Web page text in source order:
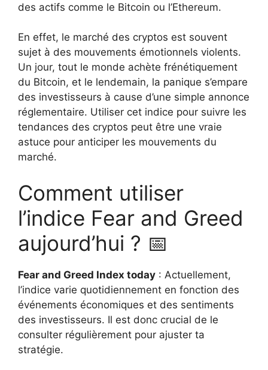
des actifs comme le Bitcoin ou l’Ethereum.
En effet, le marché des cryptos est souvent
sujet à des mouvements émotionnels violents.
Un jour, tout le monde achète frénétiquement
du Bitcoin, et le lendemain, la panique s’empare
des investisseurs à cause d’une simple annonce
réglementaire. Utiliser cet indice pour suivre les
tendances des cryptos peut être une vraie
astuce pour anticiper les mouvements du
marché.
Comment utiliser
l’indice Fear and Greed
aujourd’hui ? 📅
Fear and Greed Index today : Actuellement,
l’indice varie quotidiennement en fonction des
événements économiques et des sentiments
des investisseurs. Il est donc crucial de le
consulter régulièrement pour ajuster ta
stratégie.